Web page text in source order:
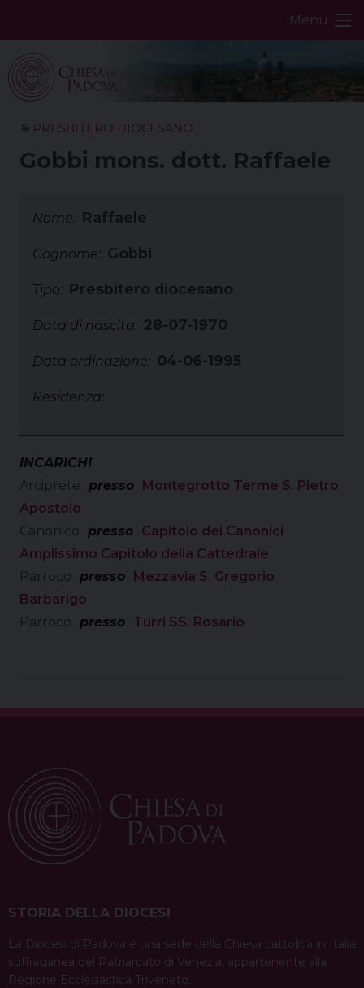
Menu
PRESBITERO DIOCESANO
Gobbi mons. dott. Raffaele
Nome: Raffaele
Cognome: Gobbi
Tipo: Presbitero diocesano
Data di nascita: 28-07-1970
Data ordinazione: 04-06-1995
Residenza:
INCARICHI
Arciprete
presso Montegrotto Terme S. Pietro
Apostolo
Canonico
presso Capitolo dei Canonici
Amplissimo Capitolo della Cattedrale
Parroco
presso Mezzavia S. Gregorio
Barbarigo
Parroco
presso Turri SS. Rosario
STORIA DELLA DIOCESI
La Diocesi di Padova è una sede della Chiesa cattolica in Italia
suffraganea del Patriarcato di Venezia, appartenente alla
Regione Ecclesiastica Triveneto.